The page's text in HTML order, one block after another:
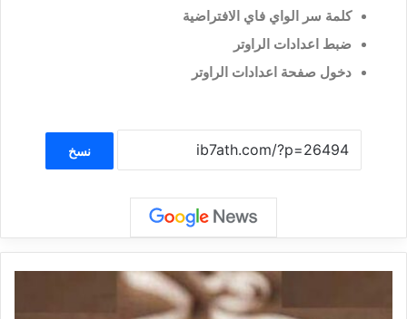
كلمة سر الواي فاي الافتراضية
ضبط اعدادات الراوتر
دخول صفحة اعدادات الراوتر
نسخ